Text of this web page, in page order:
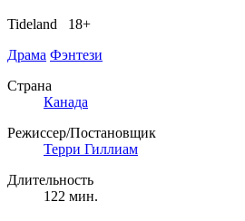
Tideland 18+
Драма Фэнтези
Страна
Канада
Режиссер/Постановщик
Терри Гиллиам
Длительность
122 мин.